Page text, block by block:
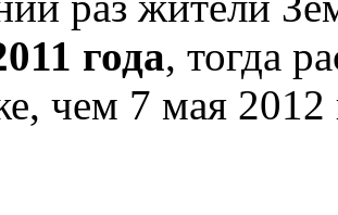
года, тогда
чем 7 мая 2012